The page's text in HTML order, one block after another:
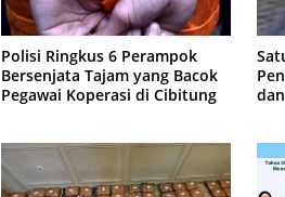
Polisi Ringkus 6 Perampok
Bersenjata Tajam yang Bacok
Pegawai Koperasi di Cibitung